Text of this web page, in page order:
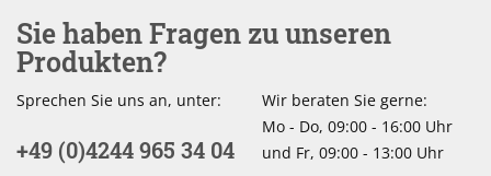
Sie haben Fragen zu unseren
Produkten?
Sprechen Sie uns an, unter:
+49 (0)4244 965 34 04
Wir beraten Sie gerne:
Mo - Do, 09:00 - 16:00 Uhr
und Fr, 09:00 - 13:00 Uhr